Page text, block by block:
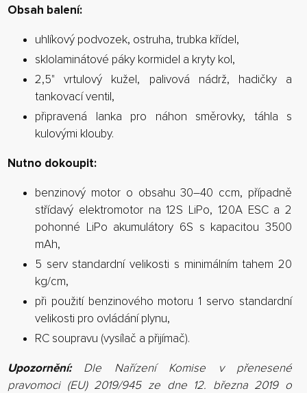
Obsah balení:
uhlíkový podvozek, ostruha, trubka křídel,
sklolaminátové páky kormidel a kryty kol,
2,5" vrtulový kužel, palivová nádrž, hadičky a
tankovací ventil,
připravená lanka pro náhon směrovky, táhla s
kulovými klouby.
Nutno dokoupit:
benzinový motor o obsahu 30–40 ccm, případně
střídavý elektromotor na 12S LiPo, 120A ESC a 2
pohonné LiPo akumulátory 6S s kapacitou 3500
mAh,
5 serv standardní velikosti s minimálním tahem 20
kg/cm,
při použití benzinového motoru 1 servo standardní
velikosti pro ovládání plynu,
RC soupravu (vysílač a přijímač).
Upozornění:Dle Nařízení Komise v přenesené
pravomoci (EU) 2019/945 ze dne 12. března 2019 o